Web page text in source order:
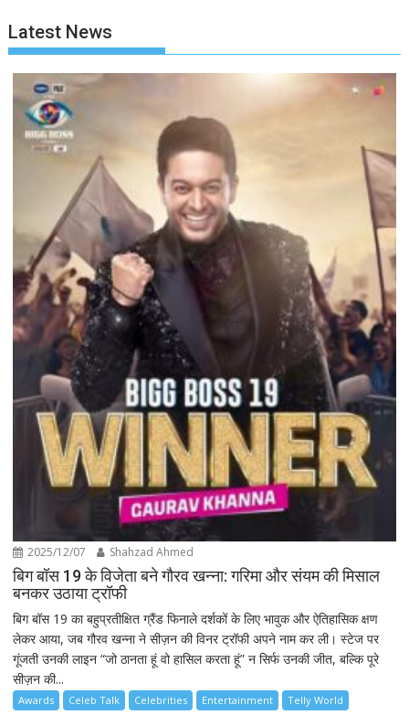
Latest News
2025/12/07 Shahzad Ahmed
बिग बॉस 19 के विजेता बने गौरव खन्ना: गरिमा और संयम की मिसाल
बनकर उठाया ट्रॉफी
बिग बॉस 19 का बहुप्रतीक्षित ग्रैंड फिनाले दर्शकों के लिए भावुक और ऐतिहासिक क्षण
लेकर आया, जब गौरव खन्ना ने सीज़न की विनर ट्रॉफी अपने नाम कर ली। स्टेज पर
गूंजती उनकी लाइन “जो ठानता हूं वो हासिल करता हूं” न सिर्फ उनकी जीत, बल्कि पूरे
सीज़न की...
Awards Celeb Talk Celebrities Entertainment Telly World